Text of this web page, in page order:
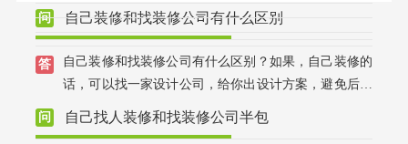
自己装修和找装修公司有什么区别
自己装修和找装修公司有什么区别？如果，自己装修的
话，可以找一家设计公司，给你出设计方案，避免后期
效果不好；找装修公司的话，可以有专业的设计师，全
程把控装修效果，不用担心装修效果好不好，装修质量
自己找人装修和找装修公司半包